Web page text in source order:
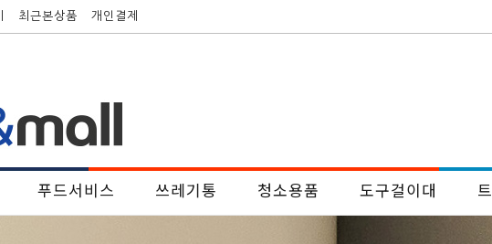
최근본상품 개인결제
푸드서비스 쓰레기통 청소용품 도구걸이대